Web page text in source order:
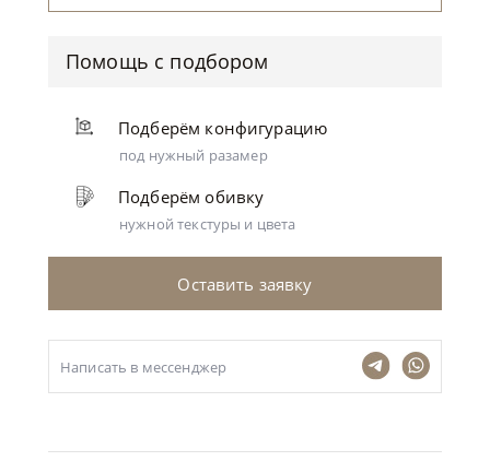
Помощь с подбором
Подберём конфигурацию
под нужный разамер
Подберём обивку
нужной текстуры и цвета
Оставить заявку
Написать в мессенджер